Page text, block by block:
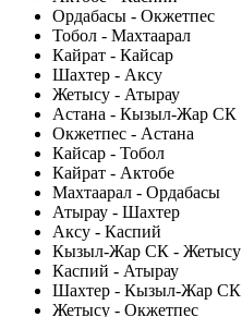
Ордабасы - Окжетпес
Тобол - Махтаарал
Кайрат - Кайсар
Шахтер - Аксу
Жетысу - Атырау
Астана - Кызыл-Жар СК
Окжетпес - Астана
Кайсар - Тобол
Кайрат - Актобе
Махтаарал - Ордабасы
Атырау - Шахтер
Аксу - Каспий
Кызыл-Жар СК - Жетысу
Каспий - Атырау
Шахтер - Кызыл-Жар СК
Жетысу - Окжетпес